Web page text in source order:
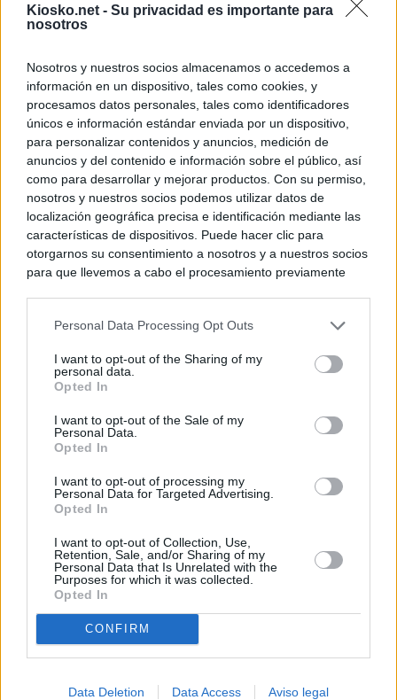
Kiosko.net - Su privacidad es importante para
nosotros
Nosotros y nuestros socios almacenamos o accedemos a
información en un dispositivo, tales como cookies, y
procesamos datos personales, tales como identificadores
únicos e información estándar enviada por un dispositivo,
para personalizar contenidos y anuncios, medición de
anuncios y del contenido e información sobre el público, así
como para desarrollar y mejorar productos. Con su permiso,
nosotros y nuestros socios podemos utilizar datos de
localización geográfica precisa e identificación mediante las
características de dispositivos. Puede hacer clic para
otorgarnos su consentimiento a nosotros y a nuestros socios
para que llevemos a cabo el procesamiento previamente
negar su consentimiento. Tenga en cuenta que algún
de su consentimiento, pero usted tiene el derecho de
rechazar tal procesamiento. Sus preferencias se aplicarán
cualquier momento entrando de nuevo en este sitio web o
visitando nuestra política de privacidad.
Personal Data Processing Opt Outs
I want to opt-out of the Sharing of my
personal data.
Opted In
I want to opt-out of the Sale of my
Personal Data.
Opted In
I want to opt-out of processing my
Personal Data for Targeted Advertising.
Opted In
I want to opt-out of Collection, Use,
Retention, Sale, and/or Sharing of my
Personal Data that Is Unrelated with the
Purposes for which it was collected.
Opted In
CONFIRM
Data Deletion Data Access Aviso legal